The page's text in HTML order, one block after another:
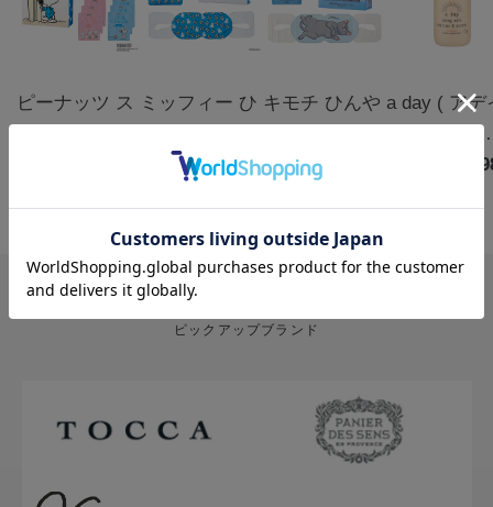
ピーナッツ ス
ミッフィー ひ
スク3枚 カモ
￥770
キモチ ひんや
5枚 無香料
a day ( アデ
) アロマルー
ムミスト フ
￥
PICK UP BRAND
ピックアップブランド